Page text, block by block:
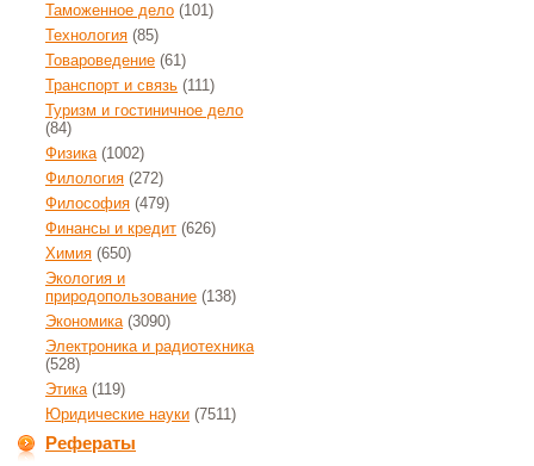
Таможенное дело (101)
Технология (85)
Товароведение (61)
Транспорт и связь (111)
Туризм и гостиничное дело
(84)
Физика(1002)
Филология (272)
Философия (479)
Финансы и кредит (626)
Химия (650)
Экология и
природопользование (138)
Экономика(3090)
Электроника и радиотехника
(528)
Этика(119)
Юридические науки (7511)
Рефераты